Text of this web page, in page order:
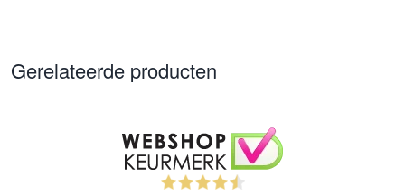
Gerelateerde producten